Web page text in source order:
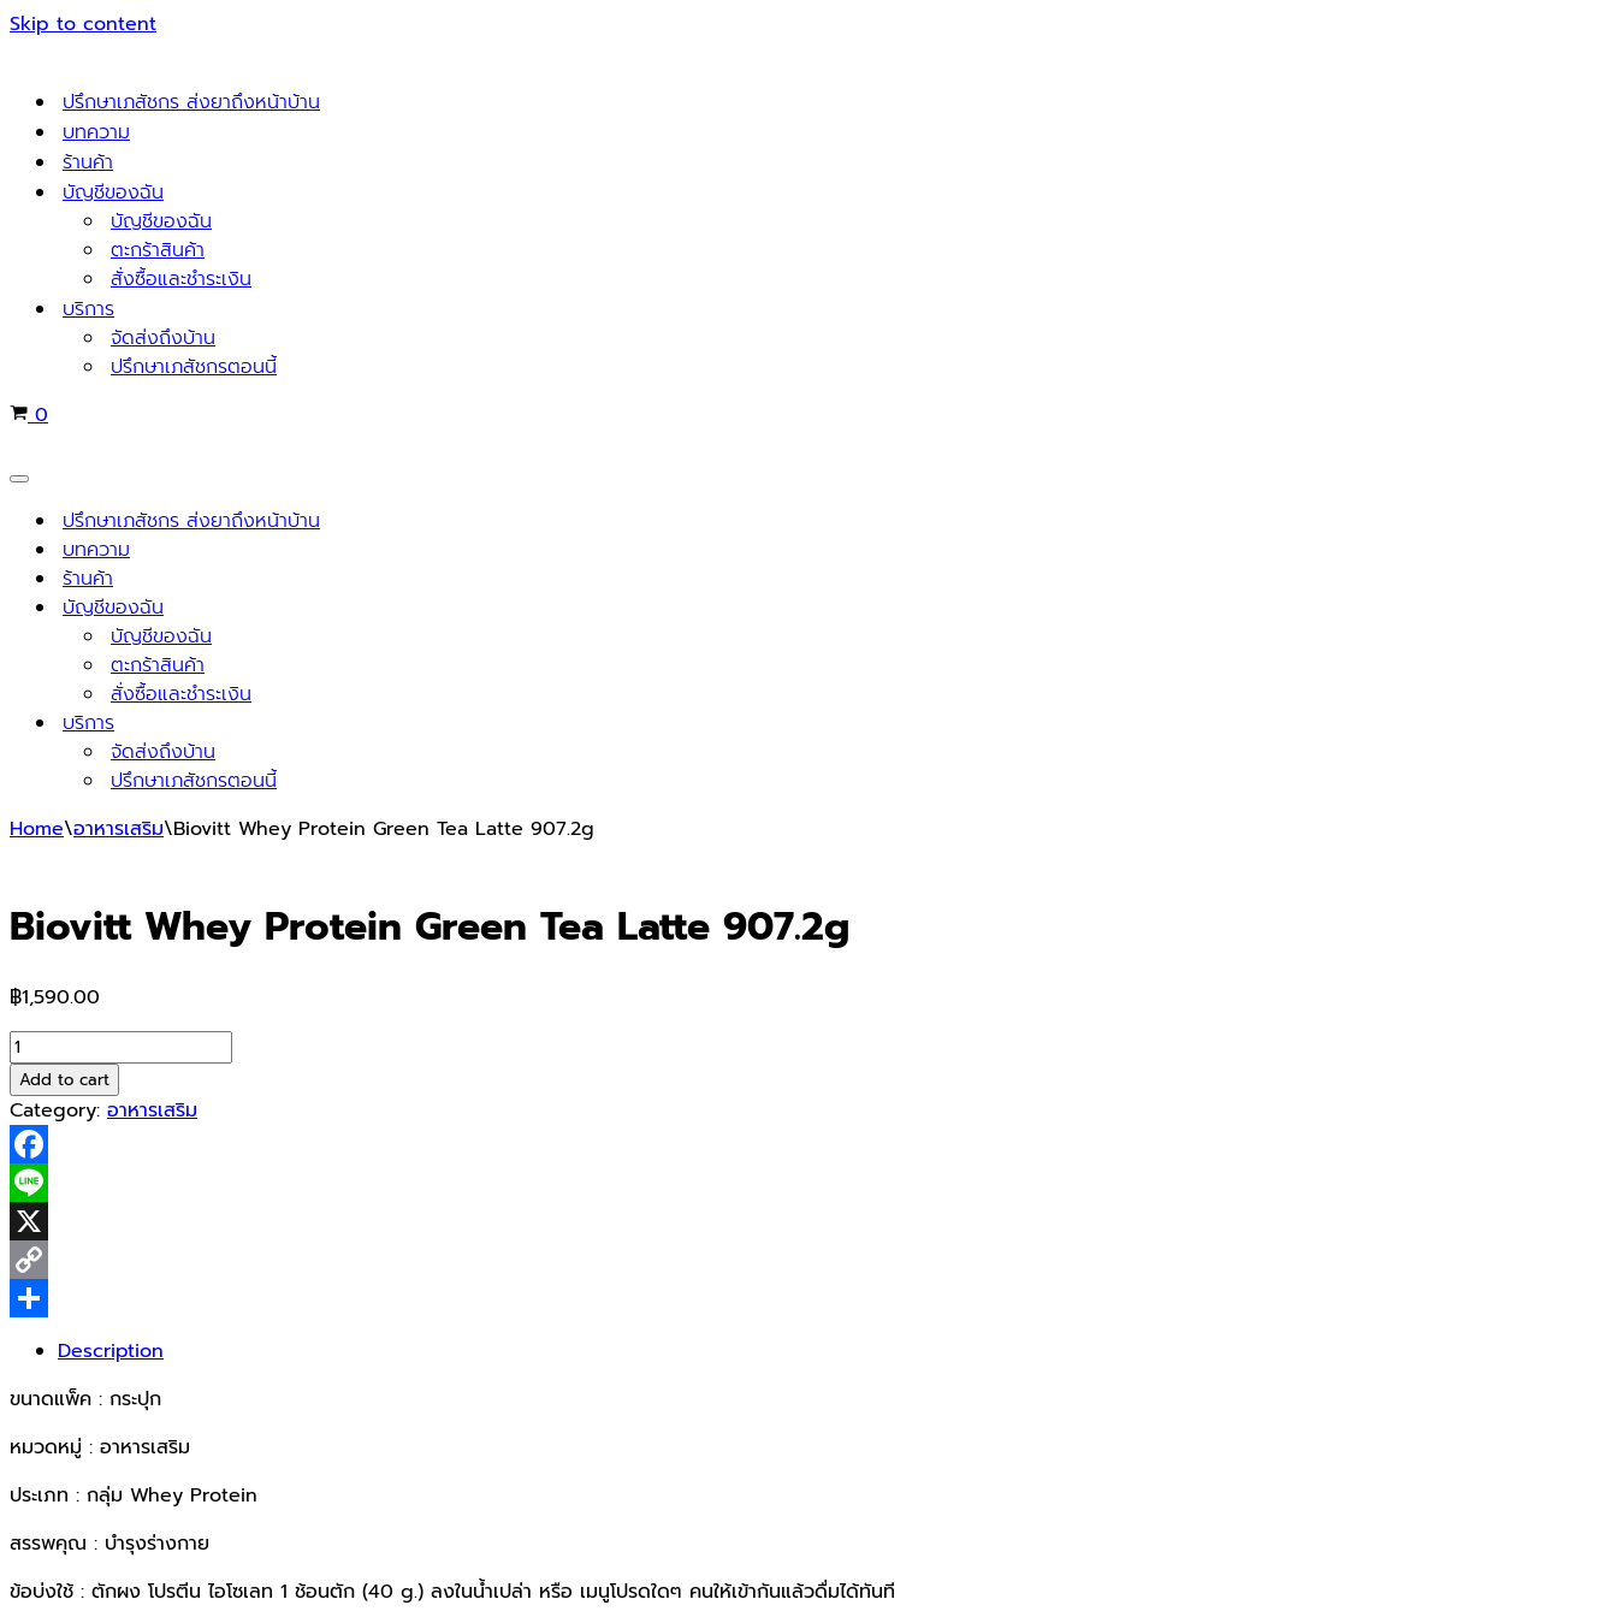
Skip to content
ปรึกษาเภสัชกร ส่งยาถึงหน้าบ้าน
บทความ
ร้านค้า
บัญชีของฉัน
บัญชีของฉัน
ตะกร้าสินค้า
สั่งซื้อและชำระเงิน
บริการ
จัดส่งถึงบ้าน
ปรึกษาเภสัชกรตอนนี้
Cart
0
Navigation
Menu ปรึกษาเภสัชกร ส่งยาถึงหน้าบ้าน
บทความ
ร้านค้า
บัญชีของฉัน
บัญชีของฉัน
ตะกร้าสินค้า
สั่งซื้อและชำระเงิน
บริการ
จัดส่งถึงบ้าน
ปรึกษาเภสัชกรตอนนี้
Home\อาหารเสริม\Biovitt Whey Protein Green Tea Latte 907.2g
Biovitt Whey Protein Green Tea Latte 907.2g
฿1,590.00
Biovitt
Whey
Protein
Green
Tea
Latte
907.2g
quantity
Add to cart
Category: อาหารเสริม
Facebook
Line
X
Copy
ShareDescription
ขนาดแพ็ค : กระปุก
หมวดหมู่ : อาหารเสริม
ประเภท : กลุ่ม Whey Protein
สรรพคุณ : บำรุงร่างกาย
ข้อบ่งใช้ : ตักผง โปรตีน ไอโซเลท 1 ช้อนตัก (40 g.) ลงในน้ำเปล่า หรือ เมนูโปรดใดๆ คนให้เข้ากันแล้วดื่มได้ทันที